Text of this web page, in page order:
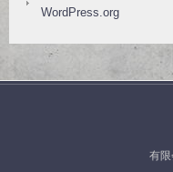
WordPress.org
有